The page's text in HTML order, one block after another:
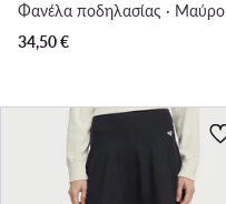
Φανέλα ποδηλασίας · Μαύρο
34,50€